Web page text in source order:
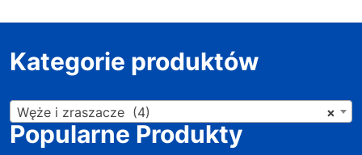
Kategorie produktów
×
Węże i zraszacze (4)
Popularne Produkty